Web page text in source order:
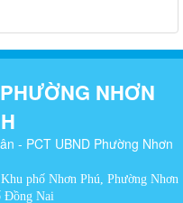
NHƠN
- PCT UBND Phường Nhơn
phố Nhơn Phú, Phường Nhơn
Đồng Nai